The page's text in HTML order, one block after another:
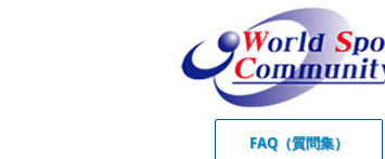
FAQ（質問集）